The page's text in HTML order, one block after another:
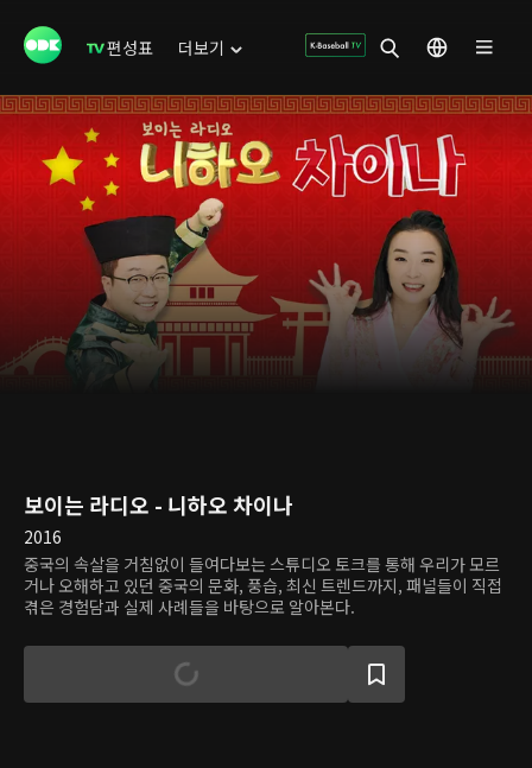
편성표 더보기
보이는 라디오 - 니하오 차이나
2016
중국의 속살을 거침없이 들여다보는 스튜디오 토크를 통해 우리가 모르
거나 오해하고 있던 중국의 문화, 풍습, 최신 트렌드까지, 패널들이 직접
겪은 경험담과 실제 사례들을 바탕으로 알아본다.